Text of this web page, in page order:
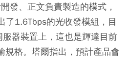
發、正文負責製造的模式，
1.6Tbps的光收發模組，目
服器裝置上，這也是輝達目前
規格。塔爾指出，預計產品會